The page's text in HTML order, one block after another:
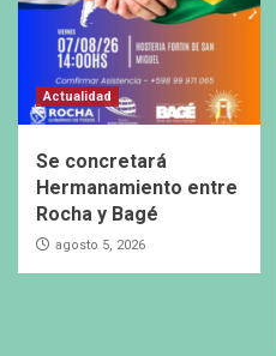
Actualidad
Se concretará
Hermanamiento entre
Rocha y Bagé
agosto 5, 2026